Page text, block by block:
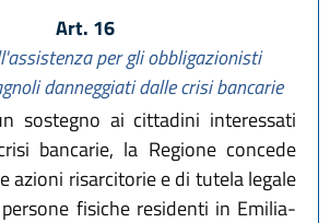
Art. 16
per gli obbligazionisti
danneggiati dalle crisi bancarie
sostegno ai cittadini interessati
bancarie, la Regione concede
azioni risarcitorie e di tutela legale
fisiche residenti in Emilia-